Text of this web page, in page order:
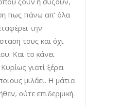
πως πάνω απ’ όλα
την
τους και όχι
Και το κάνει
γιατί ξέρει
μιλάει. Η μάτια
ούτε επιδερμική.